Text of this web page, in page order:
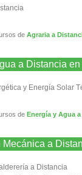
de Agraria a
a Distancia
y Energía Solar
de Energía y Agua
Mecánica a
a Distancia